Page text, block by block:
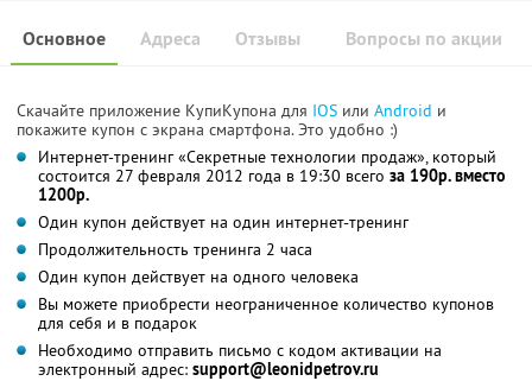
Основное Отзывы Вопросы по акции
Адреса
Скачайте приложение КупиКупона для IOS или Android и
покажите купон с экрана смартфона. Это удобно :)
Интернет-тренинг «Секретные технологии продаж», который
состоится 27 февраля 2012 года в 19:30 всего за 190р. вместо
1200р.
Один купон действует на один интернет-тренинг
Продолжительность тренинга 2 часа
Один купон действует на одного человека
Вы можете приобрести неограниченное количество купонов
для себя и в подарок
Необходимо отправить письмо с кодом активации на
электронный адрес: support@leonidpetrov.ru